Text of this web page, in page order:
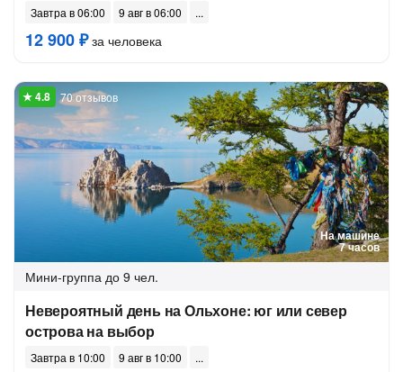
Завтра в 06:00 9 авг в 06:00
12 900 ₽за человека
На машине
7 часов
70 отзывов
Мини-группа до 9 чел.
Невероятный день на Ольхоне: юг или север
острова на выбор
Завтра в 10:00 9 авг в 10:00